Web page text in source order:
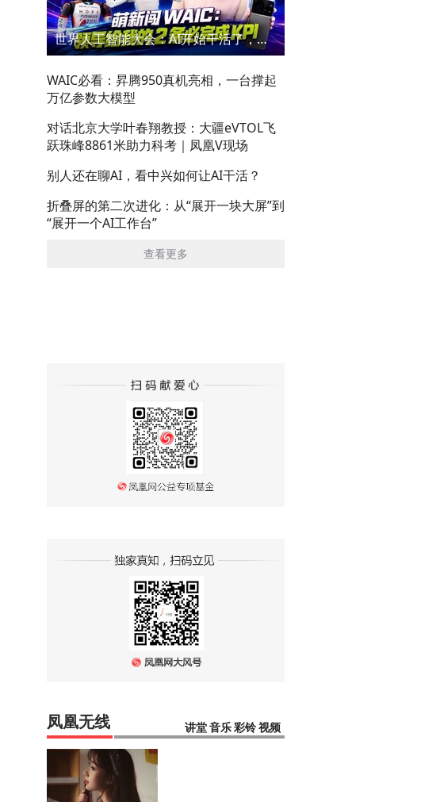
世界人工智能大会：AI开始干活了，但到底干的怎么样？萌新闯WAIC
WAIC必看：昇腾950真机亮相，一台撑起
万亿参数大模型
对话北京大学叶春翔教授：大疆eVTOL飞
跃珠峰8861米助力科考｜凤凰V现场
别人还在聊AI，看中兴如何让AI干活？
折叠屏的第二次进化：从“展开一块大屏”到
“展开一个AI工作台”
查看更多
讲堂 音乐 彩铃 视频
凤凰无线